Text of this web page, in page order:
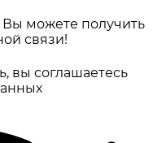
Вы можете получить
связи!
вы соглашаетесь